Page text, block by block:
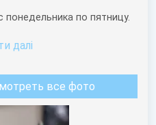
понедельника по пятницу.
далi
все фото